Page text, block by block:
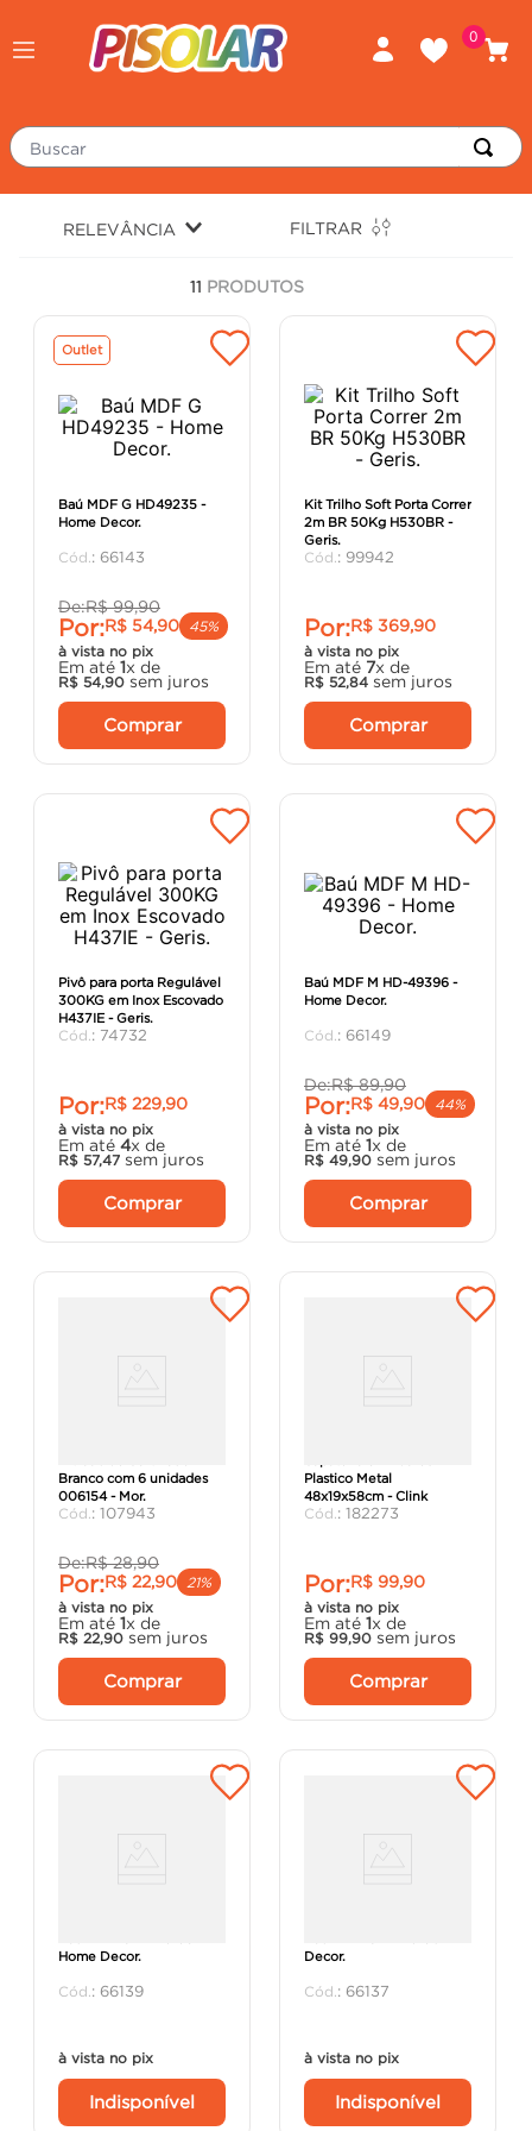
0
Buscar
RELEVÂNCIA FILTRAR
11 PRODUTOS
Outlet
Baú MDF G HD49235 -
Home Decor.
: 66143
De:R$ 99,90
Por:R$ 54,90
45%
à vista no pix
Em até 1x de
R$ 54,90 sem juros
Comprar
Kit Trilho Soft Porta Correr
2m BR 50Kg H530BR -
Geris.
: 99942
Por:R$ 369,90
à vista no pix
Em até 7x de
R$ 52,84 sem juros
Comprar
Pivô para porta Regulável
300KG em Inox Escovado
H437IE - Geris.
: 74732
Por:R$ 229,90
à vista no pix
Em até 4x de
R$ 57,47 sem juros
Comprar
Baú MDF M HD-49396 -
Home Decor.
: 66149
De:R$ 89,90
Por:R$ 49,90
44%
à vista no pix
Em até 1x de
R$ 49,90 sem juros
Comprar
Branco com 6 unidades
006154 - Mor.
: 107943
De:R$ 28,90
Por:R$ 22,90
21%
à vista no pix
Em até 1x de
R$ 22,90 sem juros
Comprar
Plastico Metal
48x19x58cm - Clink
: 182273
Por:R$ 99,90
à vista no pix
Em até 1x de
R$ 99,90 sem juros
Comprar
Home Decor.
: 66139
à vista no pix
Indisponível
Decor.
: 66137
à vista no pix
Indisponível
º revestimento
massa corrida
chuveiro
porta
º cimento